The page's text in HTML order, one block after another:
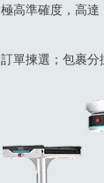
極高準確度，高達
訂單揀選；包裹分